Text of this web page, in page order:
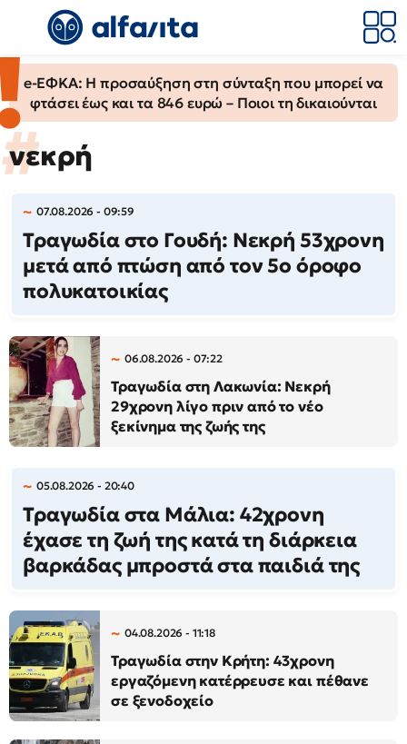
e-ΕΦΚΑ: Η προσαύξηση στη σύνταξη που μπορεί να
φτάσει έως και τα 846 ευρώ – Ποιοι τη δικαιούνται
νεκρή
07.08.2026 - 09:59
Τραγωδία στο Γουδή: Νεκρή 53χρονη
μετά από πτώση από τον 5ο όροφο
πολυκατοικίας
06.08.2026 - 07:22
Τραγωδία στη Λακωνία: Νεκρή
29χρονη λίγο πριν από το νέο
ξεκίνημα της ζωής της
05.08.2026 - 20:40
Τραγωδία στα Μάλια: 42χρονη
έχασε τη ζωή της κατά τη διάρκεια
βαρκάδας μπροστά στα παιδιά της
04.08.2026 - 11:18
Τραγωδία στην Κρήτη: 43χρονη
εργαζόμενη κατέρρευσε και πέθανε
σε ξενοδοχείο